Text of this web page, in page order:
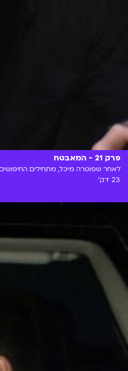
פרק 21 - המאבטח
לאחר שפוטרה מיכל, מתחילים
23 דק'